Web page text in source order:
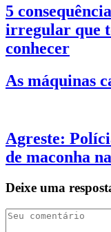
5
irregular que
conhecer
As máquinas
Agreste:
de maconha
Deixe uma